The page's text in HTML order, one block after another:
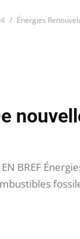
Énergies
EN BREF